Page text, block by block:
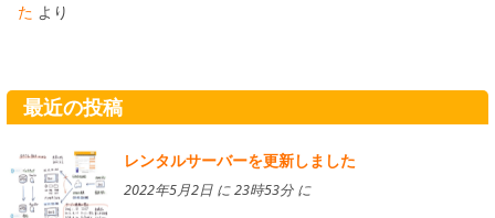
た より
最近の投稿
レンタルサーバーを更新しました
2022年5月2日 に 23時53分 に